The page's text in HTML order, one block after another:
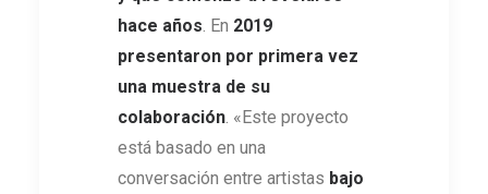
hace años. En 2019
presentaron por primera vez
una muestra de su
colaboración. «Este proyecto
está basado en una
conversación entre artistas bajo